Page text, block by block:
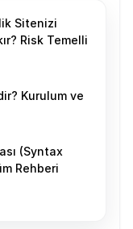
Sitenizi
Risk Temelli
Kurulum ve
(Syntax
Rehberi